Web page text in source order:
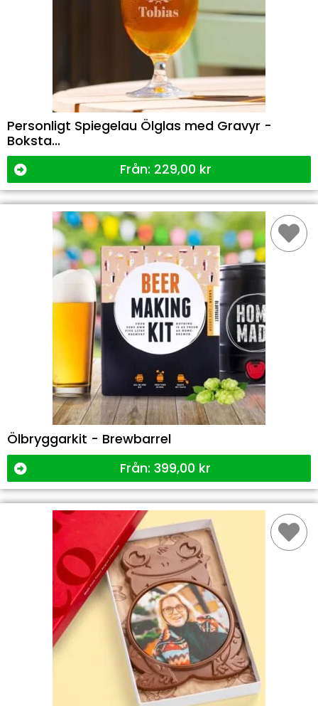
Personligt Spiegelau Ölglas med Gravyr -
Boksta...
Från: 229,00 kr
Ölbryggarkit - Brewbarrel
Från: 399,00 kr